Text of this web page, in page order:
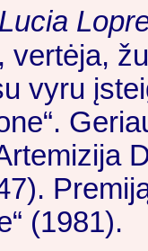
Lucia
vertėja,
vyru
(1981).